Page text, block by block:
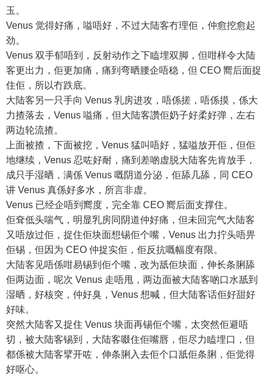
玉。
Venus 觉得好痛，嗌唔好，不过大陆客冇理佢，仲愈挖愈起
劲。
Venus 双手郁唔到，反射动作之下瞌埋双脚，但咁样令大陆
客更出力，佢更加痛，痛到弯晒腰企唔稳，但 CEO 嚮后面捉
住佢，所以冇跌底。
大陆客另一只手向 Venus 乳房进攻，唔係搓，唔係摸，係大
力揸落去，Venus 嗌痛，但大陆客讚佢奶子好柔好弹，左右
两边轮流揸。
上面被揸，下面被挖，Venus 猛叫唔好，猛嗌放开佢，但佢
地继续，Venus 忍咗好耐，痛到差啲虚脱大陆客先肯放手，
成只手湿晒，满係 Venus 嘅阴道分泌，佢舔几舔，同 CEO
讲 Venus 真係好多水，所言非虚。
Venus 已经企唔到嚮度，完全靠 CEO 嚮后面支撑住。
佢耷低头喘气，明显乳房同阴道仲好痛，但未回完气大陆客
又唔放过佢，捉住佢块面想锡佢个嘴，Venus 出力拧头唔畀
佢锡，但因为 CEO 仲捉实佢，佢反抗嘅幅度有限。
大陆客见唔係咁易锡到佢个嘴，改为舐佢块面，伸长条脷舔
佢两边面，呢次 Venus 走唔甩，两边面被大陆客啲口水舐到
湿晒，好核突，仲好臭，Venus 想喊，但大陆客话佢好甜好
好味。
突然大陆客又捉住 Venus 块面再锡佢个嘴，太突然佢避唔
切，被大陆客锡到，大陆客啜住佢嘴唇，佢尽力瞌埋口，但
都係被大陆客擘开咗，伸条脷入去佢个口舐佢条脷，佢觉得
好呕心。